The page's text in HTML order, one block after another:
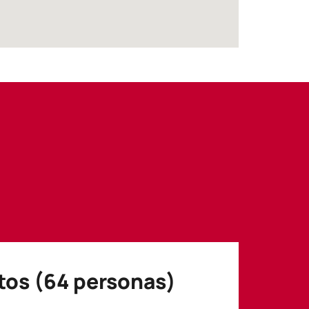
(64 personas)